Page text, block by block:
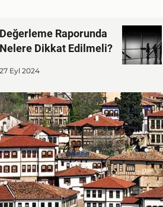
Değerleme Raporunda
Nelere Dikkat Edilmeli?
27 Eyl 2024